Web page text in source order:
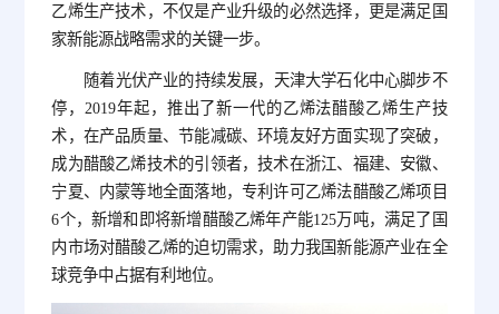
乙烯生产技术，不仅是产业升级的必然选择，更是满足国
家新能源战略需求的关键一步。
随着光伏产业的持续发展，天津大学石化中心脚步不
停，2019年起，推出了新一代的乙烯法醋酸乙烯生产技
术，在产品质量、节能减碳、环境友好方面实现了突破，
成为醋酸乙烯技术的引领者，技术在浙江、福建、安徽、
宁夏、内蒙等地全面落地，专利许可乙烯法醋酸乙烯项目
6个，新增和即将新增醋酸乙烯年产能125万吨，满足了国
内市场对醋酸乙烯的迫切需求，助力我国新能源产业在全
球竞争中占据有利地位。